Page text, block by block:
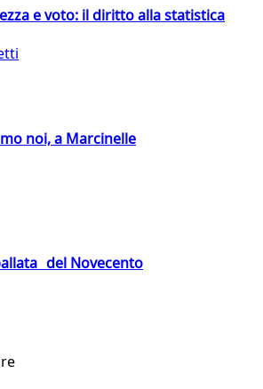
e voto: il diritto alla statistica
noi, a Marcinelle
del Novecento